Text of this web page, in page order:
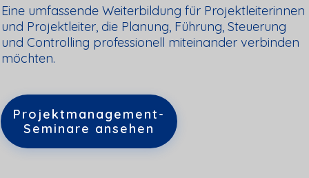
Eine umfassende Weiterbildung für Projektleiterinnen
und Projektleiter, die Planung, Führung, Steuerung
und Controlling professionell miteinander verbinden
möchten.
Projektmanagement-
Seminare ansehen